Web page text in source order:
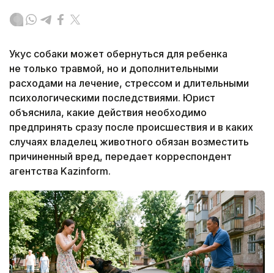
Укус собаки может обернуться для ребенка
не только травмой, но и дополнительными
расходами на лечение, стрессом и длительными
психологическими последствиями. Юрист
объяснила, какие действия необходимо
предпринять сразу после происшествия и в каких
случаях владелец животного обязан возместить
причиненный вред, передает корреспондент
агентства Kazinform.